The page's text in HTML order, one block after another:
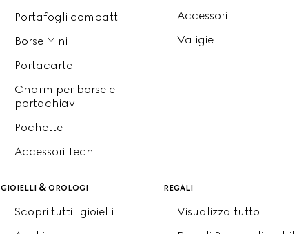
Portafogli compatti
Borse Mini
Portacarte
Charm per borse e
portachiavi
Pochette
Accessori Tech
Accessori
Valigie
gioielli & orologi
Scopri tutti i gioielli
regali
Visualizza tutto